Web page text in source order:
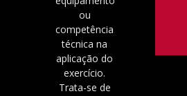
ou
competência
técnica na
aplicação do
exercício.
Trata-se de